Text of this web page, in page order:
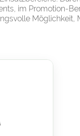
im Promotion-
Möglichkeit,